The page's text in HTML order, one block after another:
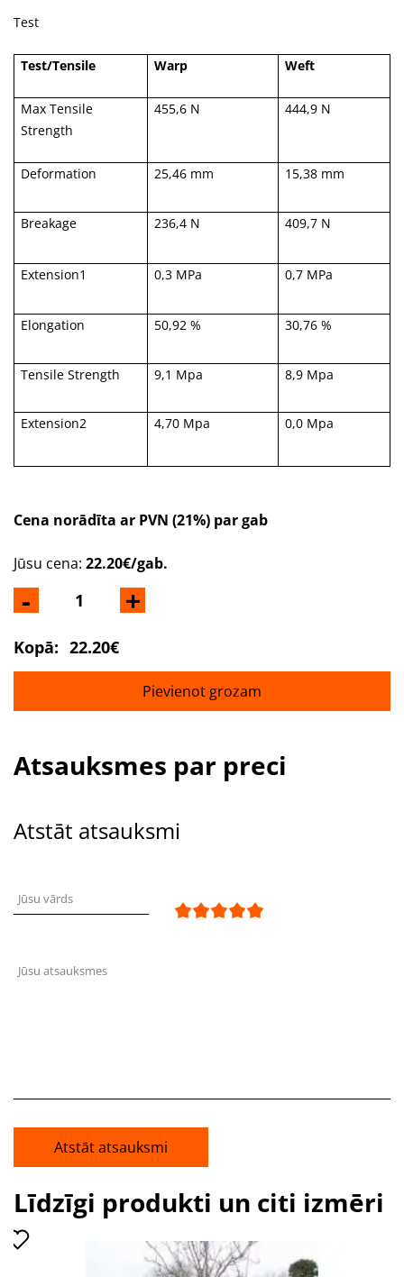
Test
Test/Tensile Warp Weft
Max Tensile
Strength
455,6 N 444,9 N
Deformation 25,46 mm 15,38 mm
Breakage 236,4 N 409,7 N
Extension1 0,3 MPa 0,7 MPa
Elongation 50,92 % 30,76 %
Tensile Strength 9,1 Mpa 8,9 Mpa
Extension2 4,70 Mpa 0,0 Mpa
Cena norādīta ar PVN (21%) par gab
- +
Jūsu cena: 22.20€/gab.
Kopā: 22.20€
Pievienot grozam
Atsauksmes par preci
Atstāt atsauksmi
Jūsu vārds
Jūsu atsauksmes
Atstāt atsauksmi
Līdzīgi produkti un citi izmēri